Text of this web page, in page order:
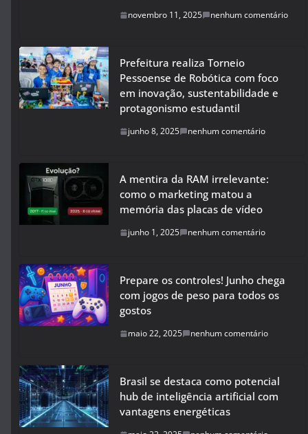
novembro 11, 2025 nenhum comentário
Prefeitura realiza Torneio
Pessoense de Robótica com foco
em inovação, sustentabilidade e
protagonismo estudantil
junho 8, 2025 nenhum comentário
A mentira da RAM irrelevante:
como o marketing matou a
memória das placas de vídeo
junho 1, 2025 nenhum comentário
Prepare os controles! Junho chega
com jogos de peso para todos os
gostos
maio 22, 2025 nenhum comentário
Brasil se destaca como potencial
hub de inteligência artificial com
vantagens energéticas